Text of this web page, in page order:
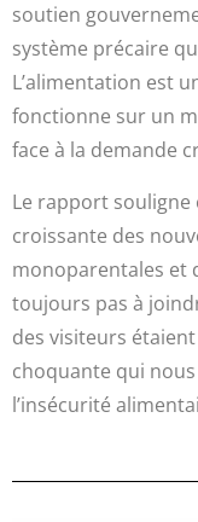
soutien
système précaire
L’alimentation est
fonctionne sur un
face à la demande
Le rapport
croissante des
monoparentales et
toujours pas à
des visiteurs
choquante qui
l’insécurité